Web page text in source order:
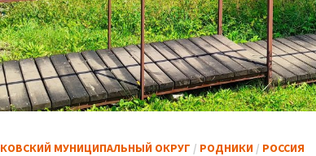
МУНИЦИПАЛЬНЫЙ ОКРУГ / РОДНИКИ / РОССИЯ